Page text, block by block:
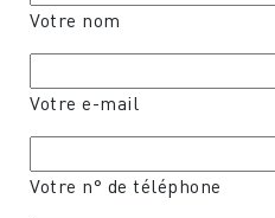
Votre nom
Votre e-mail
Votre n° de téléphone